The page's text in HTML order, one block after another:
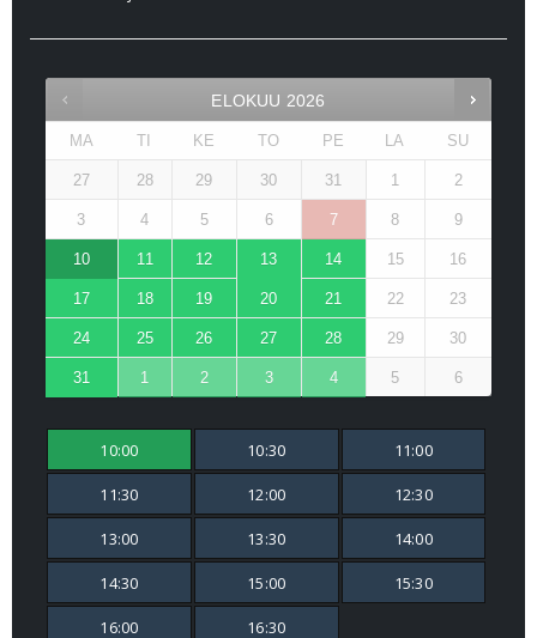
ELOKUU 2026
MA TI KE TO PE LA SU
27 28 29 30 31 1 2
3 4 5 6 7 8 9
10 11 12 13 14 15 16
17 18 19 20 21 22 23
24 25 26 27 28 29 30
31 1 2 3 4 5 6
10:00 10:30 11:00
11:30 12:00 12:30
13:00 13:30 14:00
14:30 15:00 15:30
16:00 16:30